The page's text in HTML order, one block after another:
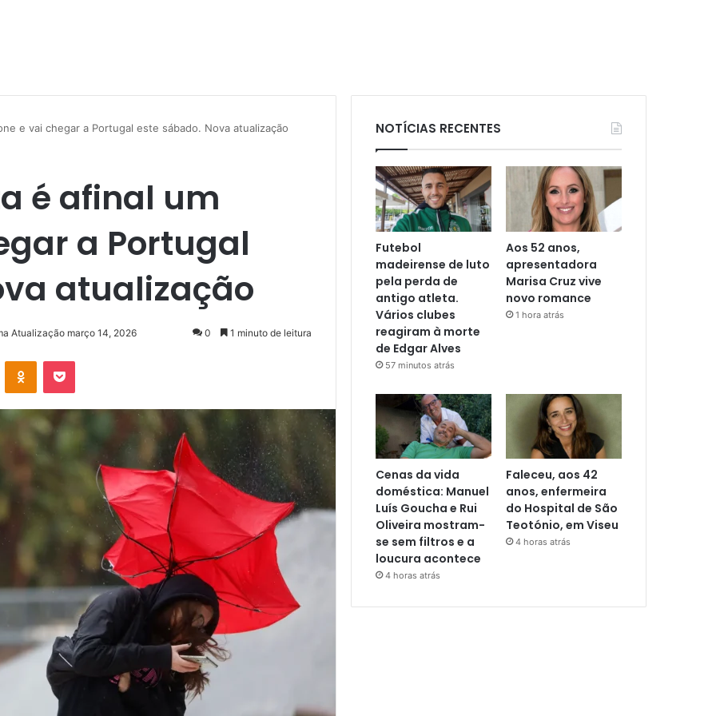
e vai chegar a Portugal este sábado. Nova atualização
é afinal um
a Portugal
atualização
Atualização março 14, 2026 0 1 minuto de leitura
OK Pocket
NOTÍCIAS RECENTES
Futebol
madeirense de luto
pela perda de
antigo atleta.
Vários clubes
reagiram à morte
de Edgar Alves
57 minutos atrás
Aos 52 anos,
apresentadora
Marisa Cruz vive
novo romance
1 hora atrás
Cenas da vida
doméstica: Manuel
Luís Goucha e Rui
Oliveira mostram-
se sem filtros e a
loucura acontece
4 horas atrás
Faleceu, aos 42
anos, enfermeira
do Hospital de São
Teotónio, em Viseu
4 horas atrás